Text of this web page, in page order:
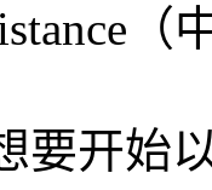
要开始